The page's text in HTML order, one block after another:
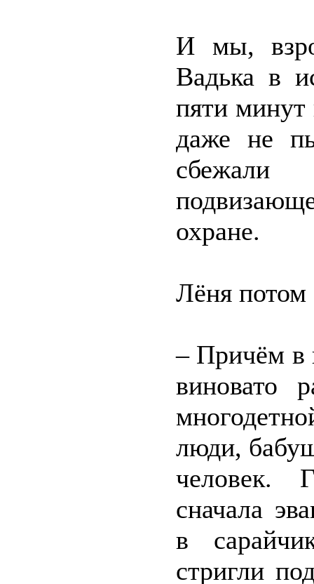
И мы,
Вадька в
пяти минут
даже не
охране.
Лёня потом
– Причём в
виновато
люди,
человек.
сначала
в
стригли